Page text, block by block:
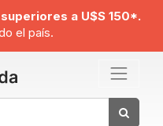
a U$S 150*.
el país.